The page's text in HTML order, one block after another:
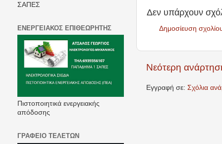
Δεν υπάρχουν
Δημοσίευση
Νεότερη
Εγγραφή σε: Σχόλια
ΣΑΠΕΣ
ΕΝΕΡΓΕΙΑΚΟΣ ΕΠΙΘΕΩΡΗΤΗΣ
Πιστοποιητικά ενεργειακής
απόδοσης
ΓΡΑΦΕΙΟ ΤΕΛΕΤΩΝ